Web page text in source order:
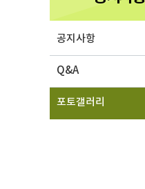
공지사항
Q&A
포토갤러리